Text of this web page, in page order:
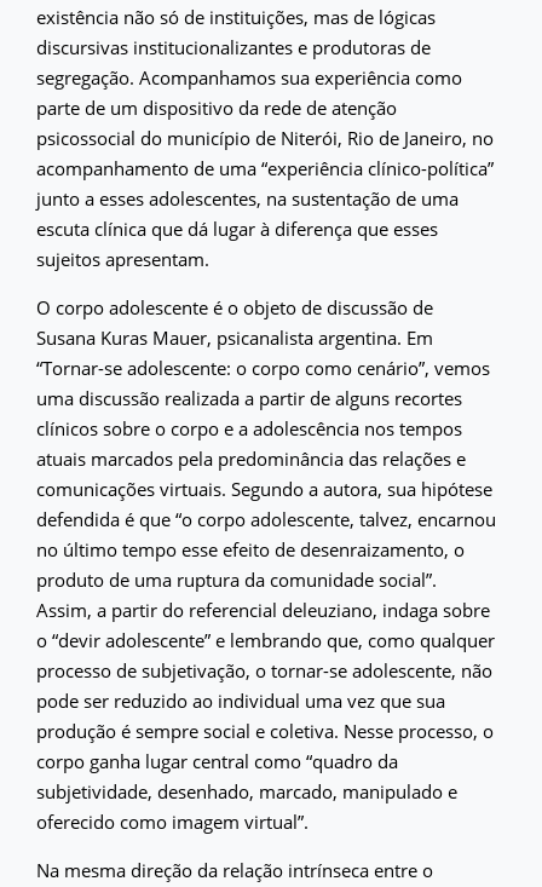
existência não só de instituições, mas de lógicas
discursivas institucionalizantes e produtoras de
segregação. Acompanhamos sua experiência como
parte de um dispositivo da rede de atenção
psicossocial do município de Niterói, Rio de Janeiro, no
acompanhamento de uma “experiência clínico-política”
junto a esses adolescentes, na sustentação de uma
escuta clínica que dá lugar à diferença que esses
sujeitos apresentam.
O corpo adolescente é o objeto de discussão de
Susana Kuras Mauer, psicanalista argentina. Em
“Tornar-se adolescente: o corpo como cenário”, vemos
uma discussão realizada a partir de alguns recortes
clínicos sobre o corpo e a adolescência nos tempos
atuais marcados pela predominância das relações e
comunicações virtuais. Segundo a autora, sua hipótese
defendida é que “o corpo adolescente, talvez, encarnou
no último tempo esse efeito de desenraizamento, o
produto de uma ruptura da comunidade social”.
Assim, a partir do referencial deleuziano, indaga sobre
o “devir adolescente” e lembrando que, como qualquer
processo de subjetivação, o tornar-se adolescente, não
pode ser reduzido ao individual uma vez que sua
produção é sempre social e coletiva. Nesse processo, o
corpo ganha lugar central como “quadro da
subjetividade, desenhado, marcado, manipulado e
oferecido como imagem virtual”.
Na mesma direção da relação intrínseca entre o